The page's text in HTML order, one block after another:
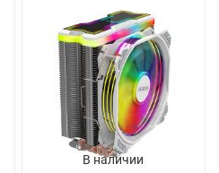
В наличии